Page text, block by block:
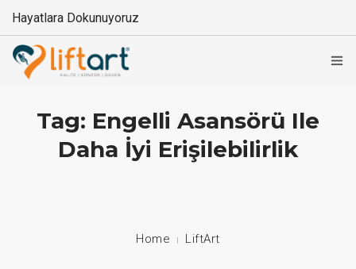
Hayatlara Dokunuyoruz
+90 549 608 00 70 / +90 212 608 00 70
Stair Lifts
Tag: Engelli Asansörü Ile
Daha İyi Erişilebilirlik
Home LiftArt